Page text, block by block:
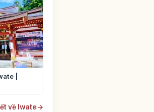
|
về Iwate→